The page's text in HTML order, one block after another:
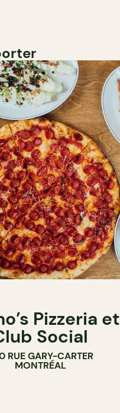
Pizzeria et
Social
RUE GARY-CARTER
MONTRÉAL